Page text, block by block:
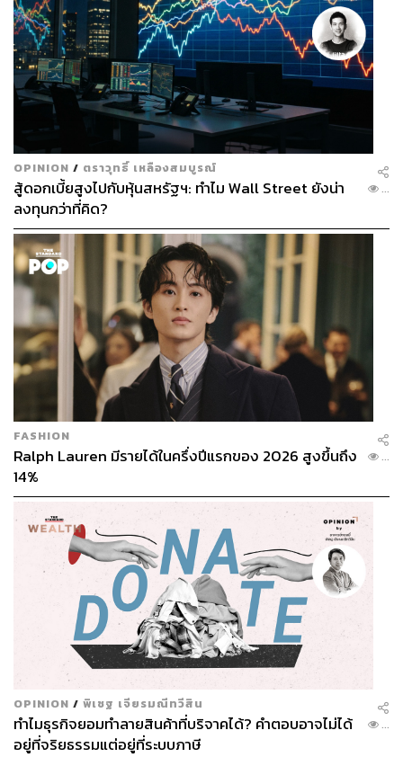
OPINION / ตราวุทธิ์ เหลืองสมบูรณ์
สู้ดอกเบี้ยสูงไปกับหุ้นสหรัฐฯ: ทำไม Wall Street ยังน่า
ลงทุนกว่าที่คิด?
...
FASHION
Ralph Lauren มีรายได้ในครึ่งปีแรกของ 2026 สูงขึ้นถึง
14%
...
OPINION / พิเชฐ เจียรมณีทวีสิน
ทำไมธุรกิจยอมทำลายสินค้าที่บริจาคได้? คำตอบอาจไม่ได้
อยู่ที่จริยธรรมแต่อยู่ที่ระบบภาษี
...